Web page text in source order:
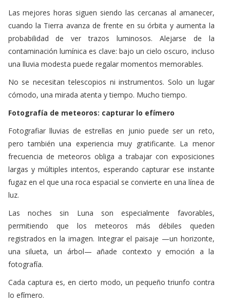
Las mejores horas siguen siendo las cercanas al amanecer,
cuando la Tierra avanza de frente en su órbita y aumenta la
probabilidad de ver trazos luminosos. Alejarse de la
contaminación lumínica es clave: bajo un cielo oscuro, incluso
una lluvia modesta puede regalar momentos memorables.
No se necesitan telescopios ni instrumentos. Solo un lugar
cómodo, una mirada atenta y tiempo. Mucho tiempo.
Fotografía de meteoros: capturar lo efímero
Fotografiar lluvias de estrellas en junio puede ser un reto,
pero también una experiencia muy gratificante. La menor
frecuencia de meteoros obliga a trabajar con exposiciones
largas y múltiples intentos, esperando capturar ese instante
fugaz en el que una roca espacial se convierte en una línea de
luz.
Las noches sin Luna son especialmente favorables,
permitiendo que los meteoros más débiles queden
registrados en la imagen. Integrar el paisaje —un horizonte,
una silueta, un árbol— añade contexto y emoción a la
fotografía.
Cada captura es, en cierto modo, un pequeño triunfo contra
lo efímero.